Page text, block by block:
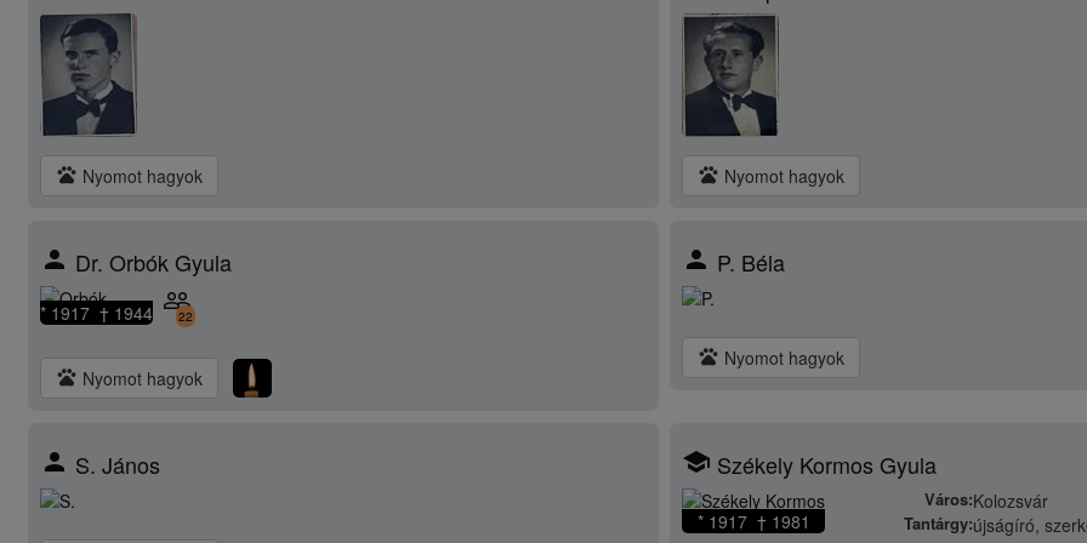
pets Nyomot hagyok pets Nyomot hagyok
person Dr. Orbók Gyula
* 1917 † 1944 people_outline
22
pets Nyomot hagyok
person P. Béla
pets Nyomot hagyok
person S. János school Székely Kormos Gyula
* 1917 † 1981
Város:Kolozsvár
Tantárgy:újságíró,